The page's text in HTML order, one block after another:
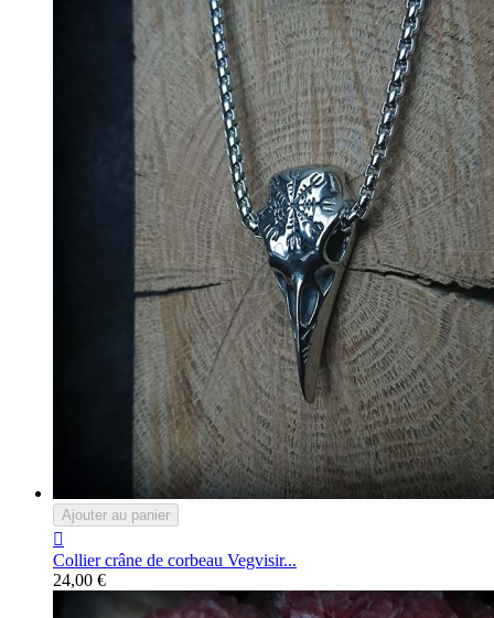
Ajouter au panier

Collier crâne de corbeau Vegvisir...
24,00 €